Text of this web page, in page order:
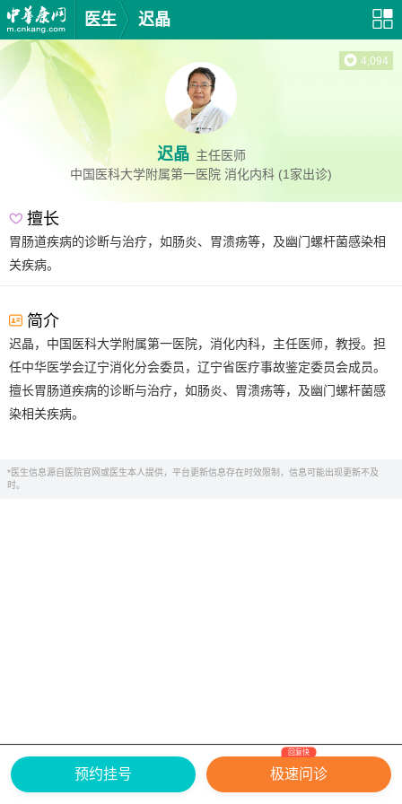
医生 迟晶
迟晶 主任医师
中国医科大学附属第一医院 消化内科 (1家出诊)
4,094
擅长
胃肠道疾病的诊断与治疗，如肠炎、胃溃疡等，及幽门螺杆菌感染相
关疾病。
简介
迟晶，中国医科大学附属第一医院，消化内科，主任医师，教授。担
任中华医学会辽宁消化分会委员，辽宁省医疗事故鉴定委员会成员。
擅长胃肠道疾病的诊断与治疗，如肠炎、胃溃疡等，及幽门螺杆菌感
染相关疾病。
*医生信息源自医院官网或医生本人提供，平台更新信息存在时效限制，信息可能出现更新不及
时。
网上有害信息举报专区
关于我们
Copyright ©
2026 中华康网 版权所有
预约挂号 极速问诊
回复快